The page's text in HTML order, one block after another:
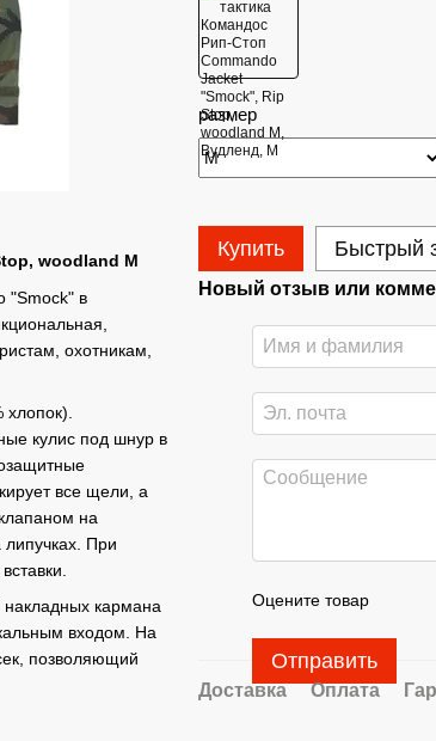
woodland M
"Smock" в
охотникам,
кулис под шнур в
все щели, а
на
При
кармана
входом. На
позволяющий
размер
Купить Быстрый
Новый отзыв или
Оцените товар
Отправить
Доставка Оплата